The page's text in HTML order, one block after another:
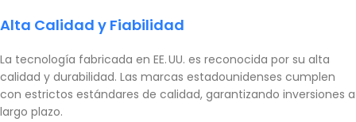
Alta Calidad y Fiabilidad
La tecnología fabricada en EE. UU. es reconocida por su alta
calidad y durabilidad. Las marcas estadounidenses cumplen
con estrictos estándares de calidad, garantizando inversiones a
largo plazo.